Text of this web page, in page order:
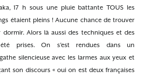
17 h sous une pluie battante TOUS les
étaient pleins ! Aucune chance de trouver
Alors là aussi des techniques et des
prises. On s’est rendues dans un
silencieuse avec les larmes aux yeux et
son discours « oui on est deux françaises